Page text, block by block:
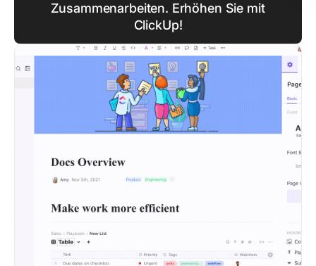
Zusammenarbeiten. Erhöhen Sie mit
ClickUp!